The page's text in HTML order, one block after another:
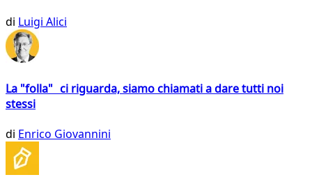
di Luigi Alici
La "folla" ci riguarda, siamo chiamati a dare tutti noi
stessi
di Enrico Giovannini